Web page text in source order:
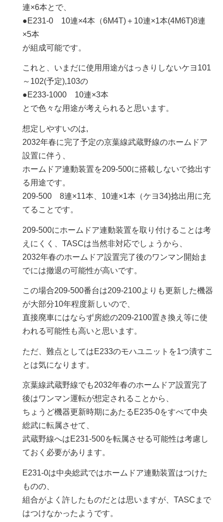
連×6本とで、
●E231-0 10連×4本（6M4T)＋10連×1本(4M6T)8連
×5本
が組成可能です。
これと、いまだに使用用途がはっきりしないケヨ101
～102(予定),103の
●E233-1000 10連×3本
とで色々な用途が考えられると思います。
想定しやすいのは,
2032年春に完了予定の京葉線武蔵野線のホームドア
設置に伴う、
ホームドア連動装置を209-500に搭載しないで捻出す
る用途です。
209-500 8連×11本、10連×1本（ケヨ34)捻出用に充
てることです。
209-500にホームドア連動装置を取り付けることは考
えにくく、TASCは当然非対応でしょうから、
2032年春のホームドア設置完了後のワンマン開始ま
でには撤退の可能性が高いです。
この場合209-500番台は209-2100よりも更新した機器
が大部分10年程度新しいので、
直接廃車にはならず房総の209-2100置き換え等に使
われる可能性も高いと思います。
ただ、難点としてはE233のモハユニットを1つ潰すこ
とは気になります。
京葉線武蔵野線でも2032年春のホームドア設置完了
後はワンマン運転が想定されることから、
ちょうど機器更新時期にあたるE235-0をすべて中央
総武に転属させて、
武蔵野線へはE231-500を転属させる可能性は考慮し
ておく必要があります。
E231-0は中央総武ではホームドア連動装置はつけた
ものの、
組合がよく許したものだとは思いますが、TASCまで
はつけなかったようです。